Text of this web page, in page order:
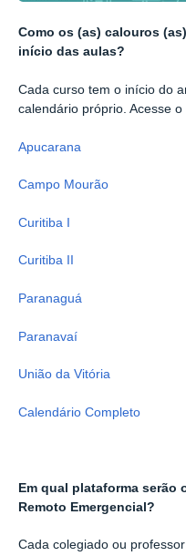
Como os (as) calouros
início das aulas?
Cada curso tem o início do
calendário próprio. Acesse
Apucarana
Campo Mourão
Curitiba I
Curitiba II
Paranaguá
Paranavaí
União da Vitória
Calendário Completo
Em qual plataforma serão
Remoto Emergencial?
Cada colegiado ou